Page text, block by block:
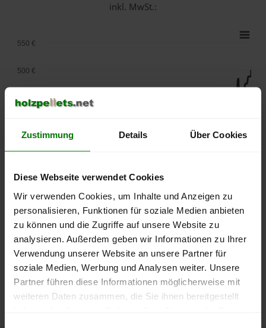
Zustimmung Details Über Cookies
Diese Webseite verwendet Cookies
Wir verwenden Cookies, um Inhalte und Anzeigen zu
personalisieren, Funktionen für soziale Medien anbieten
zu können und die Zugriffe auf unsere Website zu
analysieren. Außerdem geben wir Informationen zu Ihrer
Verwendung unserer Website an unsere Partner für
soziale Medien, Werbung und Analysen weiter. Unsere
Partner führen diese Informationen möglicherweise mit
weiteren Daten zusammen, die Sie ihnen bereitgestellt
inkl. MwSt.:
lose Ware Sackware
September
2025
Januar
2026
Mai
2026
250 €
300 €
350 €
450 €
500 €
550 €
Die aktuelle Preisentwicklung für Holzpellets in Deutschland
können Sie jederzeit auf unsererPelletspreise-Seite
nachvollziehen.